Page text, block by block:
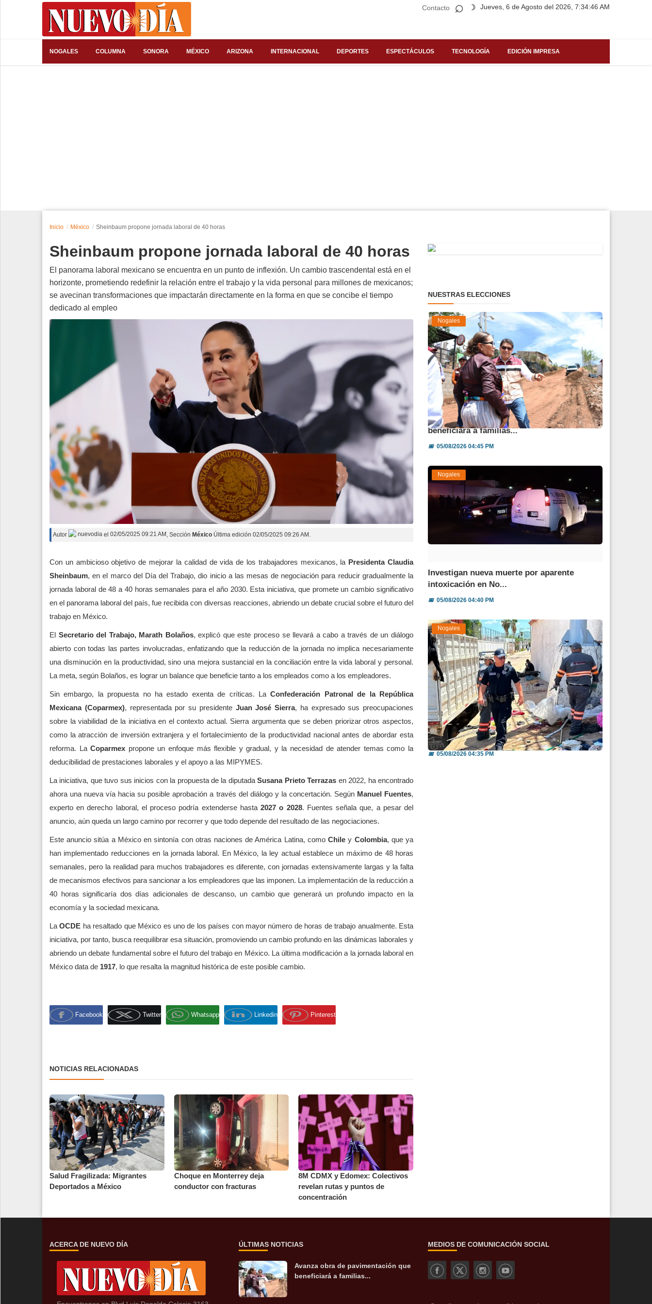
Contacto Jueves, 6 de Agosto del 2026, 7:34:46 AM
⌕ ☽
NOGALES COLUMNA SONORA MÉXICO ARIZONA INTERNACIONAL DEPORTES ESPECTÁCULOS TECNOLOGÍA EDICIÓN IMPRESA
Edición Impresa
Inicio México Sheinbaum propone jornada laboral de 40 horas
Sheinbaum propone jornada laboral de 40 horas
El panorama laboral mexicano se encuentra en un punto de inflexión. Un cambio trascendental está en el
horizonte, prometiendo redefinir la relación entre el trabajo y la vida personal para millones de mexicanos;
se avecinan transformaciones que impactarán directamente en la forma en que se concibe el tiempo
dedicado al empleo
Autor nuevodia el 02/05/2025 09:21 AM , Sección México Última edición 02/05/2025 09:26 AM.
Con un ambicioso objetivo de mejorar la calidad de vida de los trabajadores mexicanos, la Presidenta Claudia
Sheinbaum, en el marco del Día del Trabajo, dio inicio a las mesas de negociación para reducir gradualmente la
jornada laboral de 48 a 40 horas semanales para el año 2030. Esta iniciativa, que promete un cambio significativo
en el panorama laboral del país, fue recibida con diversas reacciones, abriendo un debate crucial sobre el futuro del
trabajo en México.
El Secretario del Trabajo, Marath Bolaños, explicó que este proceso se llevará a cabo a través de un diálogo
abierto con todas las partes involucradas, enfatizando que la reducción de la jornada no implica necesariamente
una disminución en la productividad, sino una mejora sustancial en la conciliación entre la vida laboral y personal.
La meta, según Bolaños, es lograr un balance que beneficie tanto a los empleados como a los empleadores.
Sin embargo, la propuesta no ha estado exenta de críticas. LaConfederación Patronal de la República
Mexicana (Coparmex), representada por su presidente Juan José Sierra, ha expresado sus preocupaciones
sobre la viabilidad de la iniciativa en el contexto actual. Sierra argumenta que se deben priorizar otros aspectos,
como la atracción de inversión extranjera y el fortalecimiento de la productividad nacional antes de abordar esta
reforma. LaCoparmex propone un enfoque más flexible y gradual, y la necesidad de atender temas como la
deducibilidad de prestaciones laborales y el apoyo a las MIPYMES.
La iniciativa, que tuvo sus inicios con la propuesta de la diputadaSusana Prieto Terrazas en 2022, ha encontrado
ahora una nueva vía hacia su posible aprobación a través del diálogo y la concertación. Según Manuel Fuentes,
experto en derecho laboral, el proceso podría extenderse hasta2027 o 2028. Fuentes señala que, a pesar del
anuncio, aún queda un largo camino por recorrer y que todo depende del resultado de las negociaciones.
Este anuncio sitúa a México en sintonía con otras naciones de América Latina, comoChile y Colombia, que ya
han implementado reducciones en la jornada laboral. En México, la ley actual establece un máximo de 48 horas
semanales, pero la realidad para muchos trabajadores es diferente, con jornadas extensivamente largas y la falta
de mecanismos efectivos para sancionar a los empleadores que las imponen. La implementación de la reducción a
40 horas significaría dos días adicionales de descanso, un cambio que generará un profundo impacto en la
economía y la sociedad mexicana.
LaOCDE ha resaltado que México es uno de los países con mayor número de horas de trabajo anualmente. Esta
iniciativa, por tanto, busca reequilibrar esa situación, promoviendo un cambio profundo en las dinámicas laborales y
abriendo un debate fundamental sobre el futuro del trabajo en México. La última modificación a la jornada laboral en
México data de 1917, lo que resalta la magnitud histórica de este posible cambio.
Facebook Twitter Whatsapp Linkedin Pinterest
NOTICIAS RELACIONADAS
Salud Fragilizada: Migrantes
Deportados a México
Choque en Monterrey deja
conductor con fracturas
8M CDMX y Edomex: Colectivos
revelan rutas y puntos de
concentración
NUESTRAS ELECCIONES
Nogales
Avanza obra de pavimentación que
beneficiará a familias...
📅05/08/2026 04:45 PM
Nogales
Investigan nueva muerte por aparente
intoxicación en No...
📅05/08/2026 04:40 PM
Nogales
Invitan a reportar espacios públicos
invadidos a través...
📅05/08/2026 04:35 PM
ACERCA DE NUEVO DÍA ÚLTIMAS NOTICIAS
Avanza obra de pavimentación que
beneficiará a familias...
MEDIOS DE COMUNICACIÓN SOCIAL